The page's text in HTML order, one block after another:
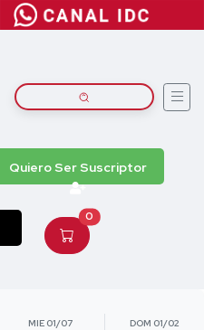
Quiero Ser Suscriptor
0
MIE 01/07 DOM 01/02